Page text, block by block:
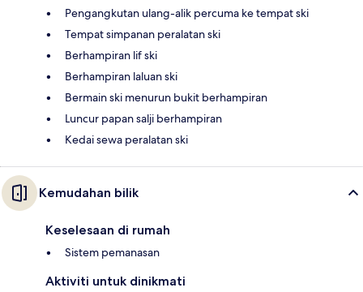
Pengangkutan ulang-alik percuma ke tempat ski
Tempat simpanan peralatan ski
Berhampiran lif ski
Berhampiran laluan ski
Bermain ski menurun bukit berhampiran
Luncur papan salji berhampiran
Kedai sewa peralatan ski
Kemudahan bilik
Keselesaan di rumah
Sistem pemanasan
Aktiviti untuk dinikmati